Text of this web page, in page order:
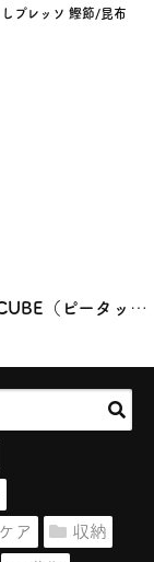
しプレッソ 鰹節/昆布
brother（ブラザー）P-TOUCH CUBE（ピータッチキューブ）
ア 収納